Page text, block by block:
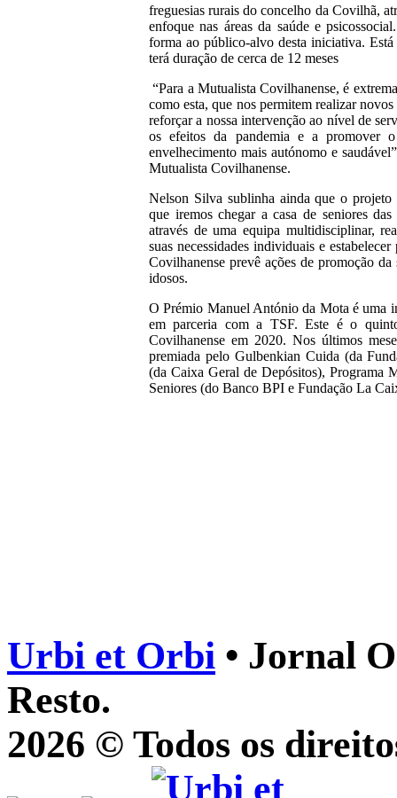
freguesias rurais do concelho da Covilhã,
enfoque nas áreas da saúde e
forma ao público-alvo desta iniciativa.
terá duração de cerca de 12 meses
“Para a Mutualista Covilhanense, é
como esta, que nos permitem realizar
reforçar a nossa intervenção ao nível de
os efeitos da pandemia e a promover
envelhecimento mais autónomo e
Mutualista Covilhanense.
Nelson Silva sublinha ainda que o
que iremos chegar a casa de seniores
através de uma equipa multidisciplinar,
suas necessidades individuais e
Covilhanense prevê ações de promoção
idosos.
O Prémio Manuel António da Mota é uma
em parceria com a TSF. Este é o
Covilhanense em 2020. Nos últimos
premiada pelo Gulbenkian Cuida (da
(da Caixa Geral de Depósitos), Programa
Seniores (do Banco BPI e Fundação La
Urbi et Orbi • Jornal
Resto.
2026 © Todos os